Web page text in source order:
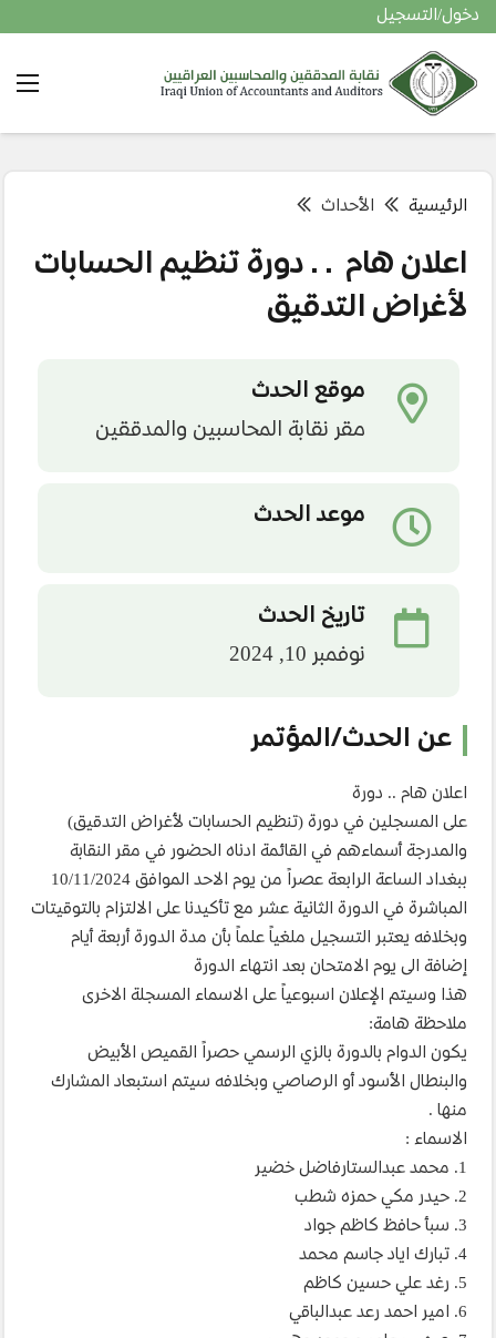
دخول/التسجيل
الرئيسية الأحداث
اعلان هام .. دورة تنظيم الحسابات
لأغراض التدقيق
موقع الحدث
مقر نقابة المحاسبين والمدققين
موعد الحدث
تاريخ الحدث
نوفمبر 10, 2024
عن الحدث/المؤتمر
اعلان هام .. دورة
على المسجلين في دورة (تنظيم الحسابات لأغراض التدقيق)
والمدرجة أسماءهم في القائمة ادناه الحضور في مقر النقابة
ببغداد الساعة الرابعة عصراً من يوم الاحد الموافق 10/11/2024
المباشرة في الدورة الثانية عشر مع تأكيدنا على الالتزام بالتوقيتات
وبخلافه يعتبر التسجيل ملغياً علماً بأن مدة الدورة أربعة أيام
إضافة الى يوم الامتحان بعد انتهاء الدورة
هذا وسيتم الإعلان اسبوعياً على الاسماء المسجلة الاخرى
ملاحظة هامة:
يكون الدوام بالدورة بالزي الرسمي حصراً القميص الأبيض
والبنطال الأسود أو الرصاصي وبخلافه سيتم استبعاد المشارك
منها .
الاسماء :
1. محمد عبدالستارفاضل خضير
2. حيدر مكي حمزه شطب
3. سبأ حافظ كاظم جواد
4. تبارك اياد جاسم محمد
5. رغد علي حسين كاظم
6. امير احمد رعد عبدالباقي